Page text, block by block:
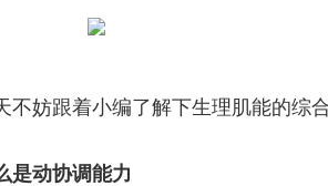
不妨跟着小编了解下生理肌能的
是动协调能力